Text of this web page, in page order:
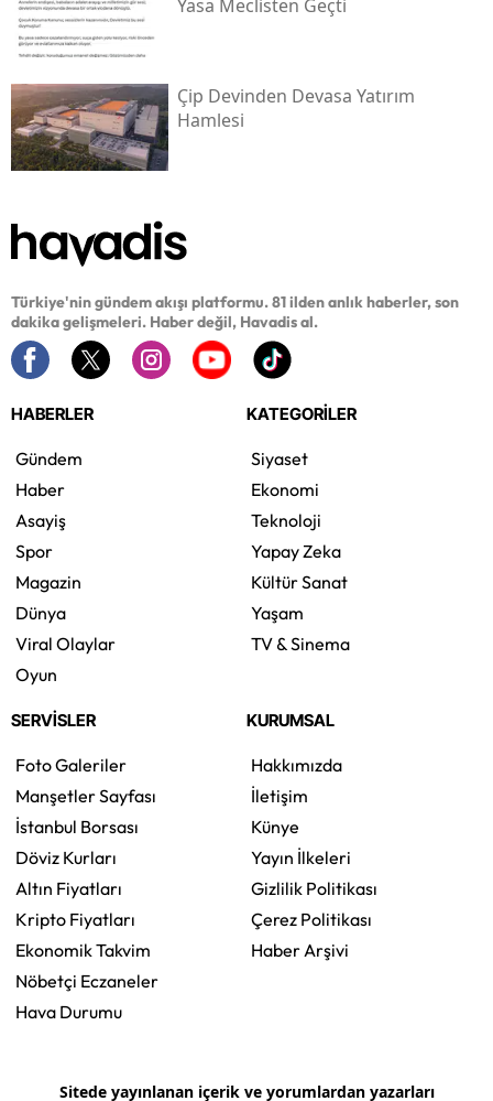
Yasa Meclisten Geçti
Çip Devinden Devasa Yatırım
Hamlesi
Türkiye'nin gündem akışı platformu. 81 ilden anlık haberler, son
dakika gelişmeleri. Haber değil, Havadis al.
HABERLER
Gündem
Haber
Asayiş
Spor
Magazin
Dünya
Viral Olaylar
Oyun
KATEGORİLER
Siyaset
Ekonomi
Teknoloji
Yapay Zeka
Kültür Sanat
Yaşam
TV & Sinema
SERVİSLER
Foto Galeriler
Manşetler Sayfası
İstanbul Borsası
Döviz Kurları
Altın Fiyatları
Kripto Fiyatları
Ekonomik Takvim
Nöbetçi Eczaneler
Hava Durumu
KURUMSAL
Hakkımızda
İletişim
Künye
Yayın İlkeleri
Gizlilik Politikası
Çerez Politikası
Haber Arşivi
Sitede yayınlanan içerik ve yorumlardan yazarları